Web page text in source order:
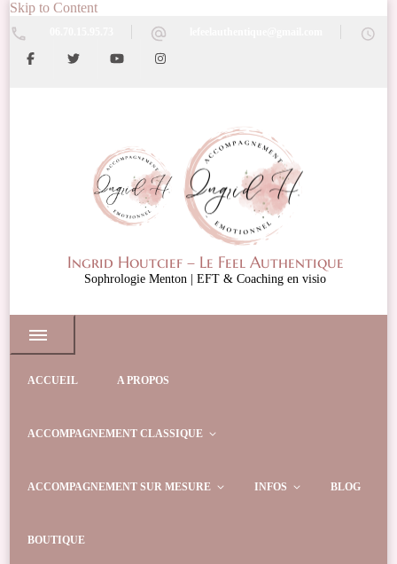
Skip to Content
Ingrid Houtcief – Le Feel Authentique
Sophrologie Menton | EFT & Coaching en visio
ACCUEIL A PROPOS
ACCOMPAGNEMENT CLASSIQUE
ACCOMPAGNEMENT SUR MESURE INFOS BLOG
BOUTIQUE